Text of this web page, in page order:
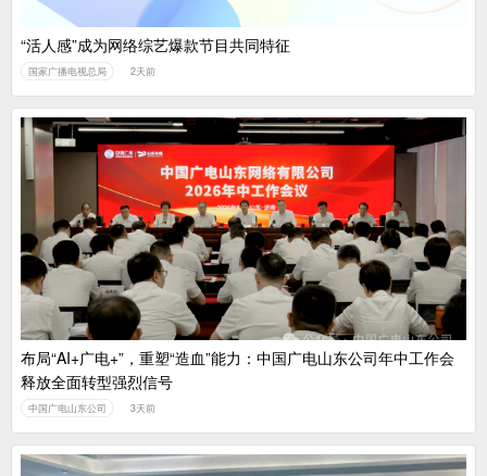
“活人感”成为网络综艺爆款节目共同特征
国家广播电视总局 2天前
布局“AI+广电+”，重塑“造血”能力：中国广电山东公司年中工作会
释放全面转型强烈信号
中国广电山东公司 3天前